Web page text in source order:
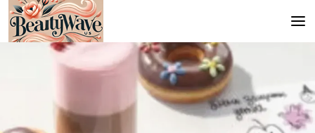
Pagina principale